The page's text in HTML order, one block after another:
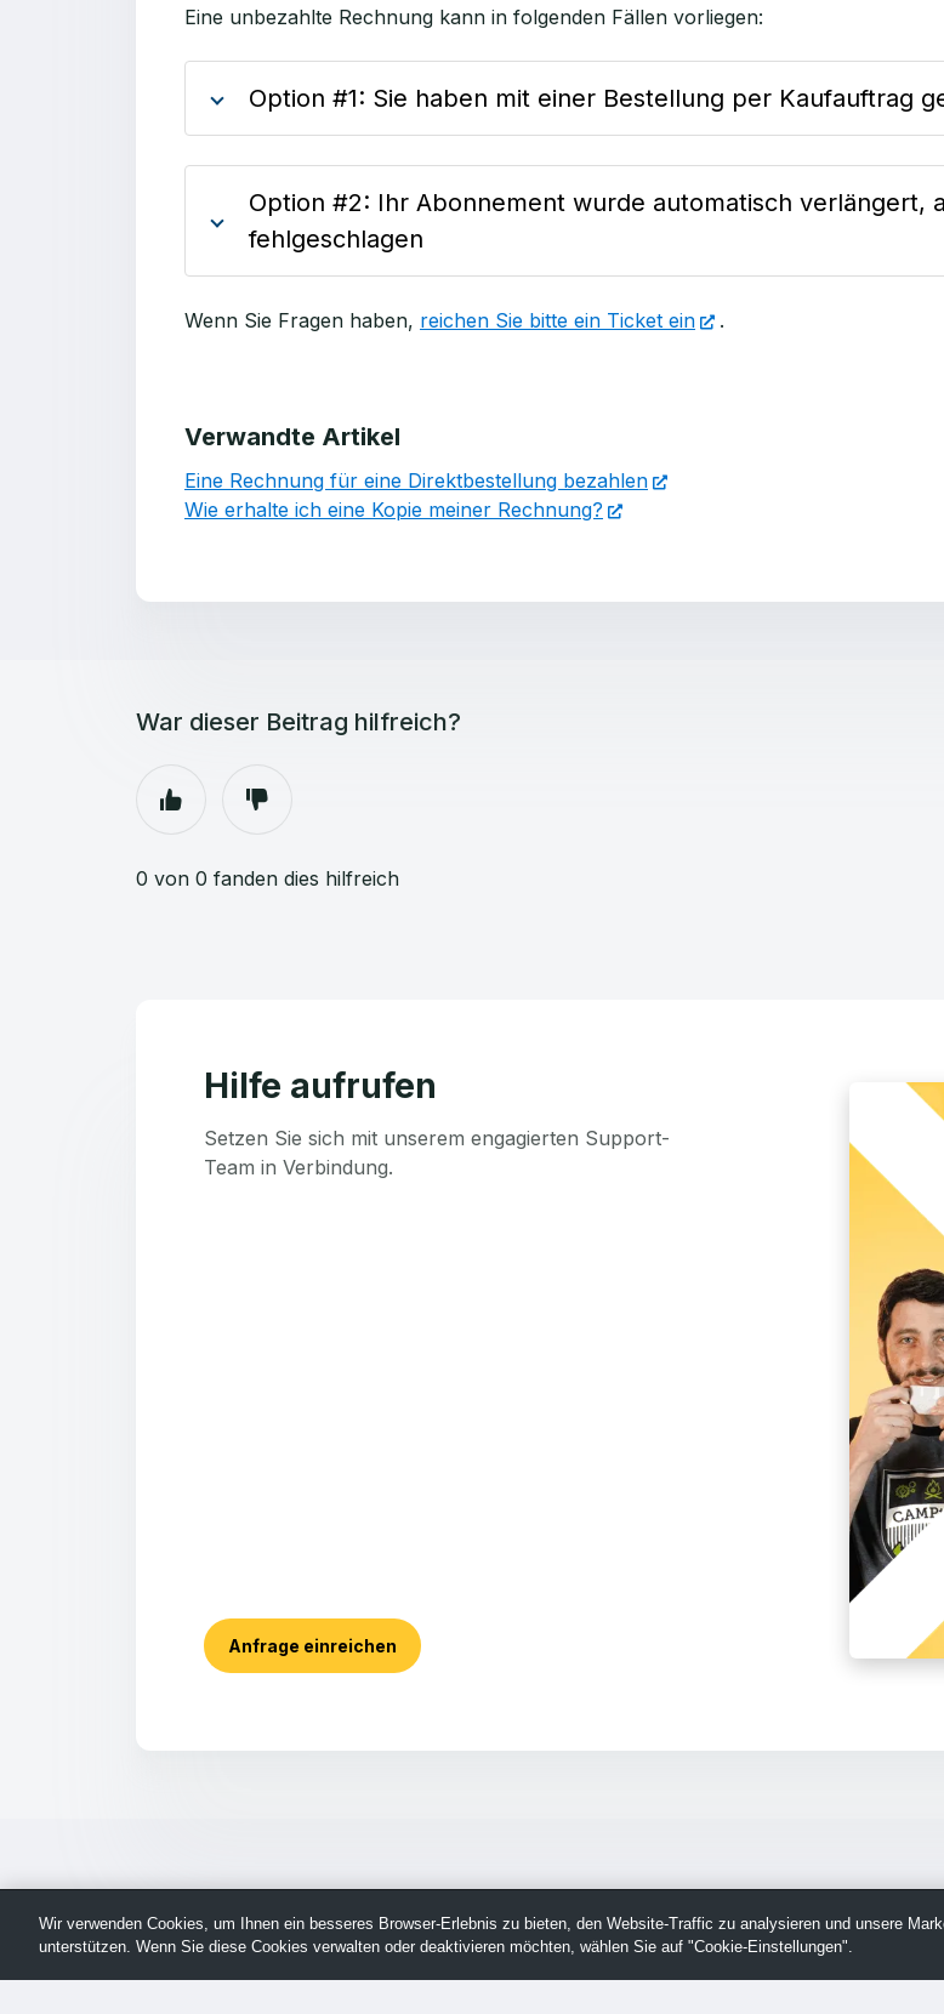
Eine unbezahlte Rechnung kann in folgenden Fällen vorliegen:
Option #1: Sie haben mit einer Bestellung per Kaufauftrag
Option #2: Ihr Abonnement wurde automatisch verlängert,
fehlgeschlagen
Wenn Sie Fragen haben, reichen Sie bitte ein Ticket ein .
Verwandte Artikel
Eine Rechnung für eine Direktbestellung bezahlen
Wie erhalte ich eine Kopie meiner Rechnung?
War dieser Beitrag hilfreich?
0 von 0 fanden dies hilfreich
Hilfe aufrufen
Setzen Sie sich mit unserem engagierten Support-
Team in Verbindung.
Anfrage einreichen
Wir verwenden Cookies, um Ihnen ein besseres Browser-Erlebnis zu bieten, den Website-Traffic zu analysieren und unsere
unterstützen. Wenn Sie diese Cookies verwalten oder deaktivieren möchten, wählen Sie auf "Cookie-Einstellungen".